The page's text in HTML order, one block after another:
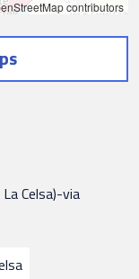
contributors
Celsa)-via